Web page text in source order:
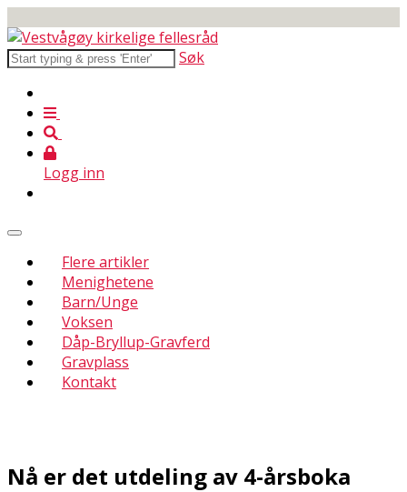
Søk
Logg inn
Flere artikler
Menighetene
Barn/Unge
Voksen
Dåp-Bryllup-Gravferd
Gravplass
Kontakt
Nå er det utdeling av 4-årsboka